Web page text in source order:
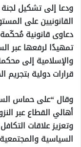
ودعا إلى تشكيل
القانونيين على
دعاوى قانونية مُحكَمة
تمهيدًا لرفعها عبر
والإسلامية إلى
قرارات دولية بتجريم
وقال “على حماس
أهالي القطاع عبر
وتعزيز علاقات
السياسية